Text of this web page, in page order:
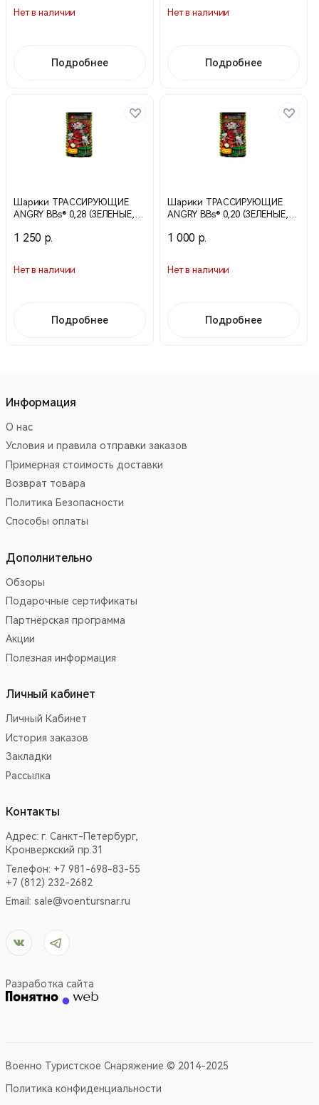
Нет в наличии
Подробнее
Нет в наличии
Подробнее
Шарики ТРАССИРУЮЩИЕ
ANGRY BBs® 0,28 (ЗЕЛЕНЫЕ,
коробке) Taiwan AG-028TRG
1 250 р.
Нет в наличии
Подробнее
Шарики ТРАССИРУЮЩИЕ
ANGRY BBs® 0,20 (ЗЕЛЕНЫЕ,
коробке) Taiwan AG-020TRG
1 000 р.
Нет в наличии
Подробнее
Информация
О нас
Условия и правила отправки заказов
Примерная стоимость доставки
Возврат товара
Политика Безопасности
Способы оплаты
Дополнительно
Обзоры
Подарочные сертификаты
Партнёрская программа
Акции
Полезная информация
Личный кабинет
Личный Кабинет
История заказов
Закладки
Рассылка
Контакты
Адрес: г. Санкт-Петербург,
Кронверкский пр.31
Телефон: +7 981-698-83-55
+7 (812) 232-2682
Email: sale@voentursnar.ru
Разработка сайта
Военно Туристское Снаряжение © 2014-2025
Политика конфиденциальности